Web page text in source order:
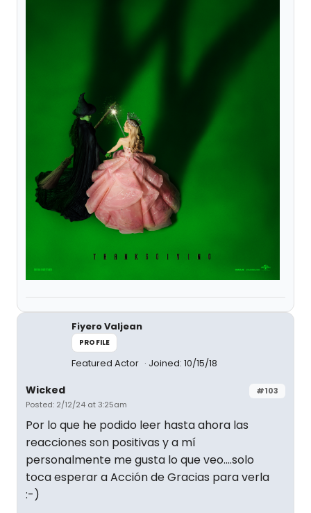
Fiyero Valjean
PROFILE
Featured Actor Joined: 10/15/18
#103
Wicked
Posted: 2/12/24 at 3:25am
Por lo que he podido leer hasta ahora las
reacciones son positivas y a mí
personalmente me gusta lo que veo....solo
toca esperar a Acción de Gracias para verla
:-)